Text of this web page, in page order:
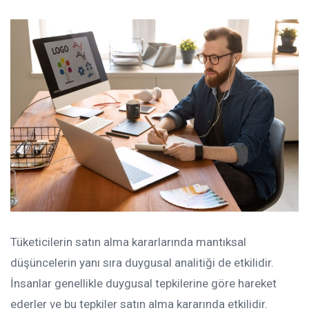
Tüketicilerin satın alma kararlarında mantıksal
düşüncelerin yanı sıra duygusal analitiği de etkilidir.
İnsanlar genellikle duygusal tepkilerine göre hareket
ederler ve bu tepkiler satın alma kararında etkilidir.